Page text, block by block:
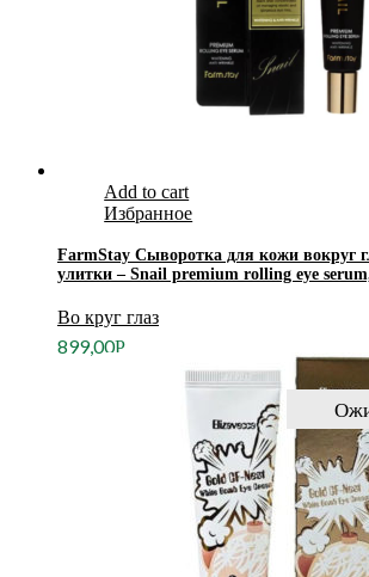
Add to cart
Избранное
FarmStay Cыворотка для кожи вокруг
улитки – Snail premium rolling eye
Во круг глаз
899,00Р